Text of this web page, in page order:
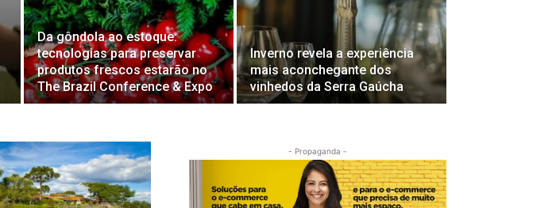
Da gôndola ao estoque:
tecnologias para preservar
produtos frescos estarão no
The Brazil Conference & Expo
Inverno revela a experiência
mais aconchegante dos
vinhedos da Serra Gaúcha
- Propaganda -